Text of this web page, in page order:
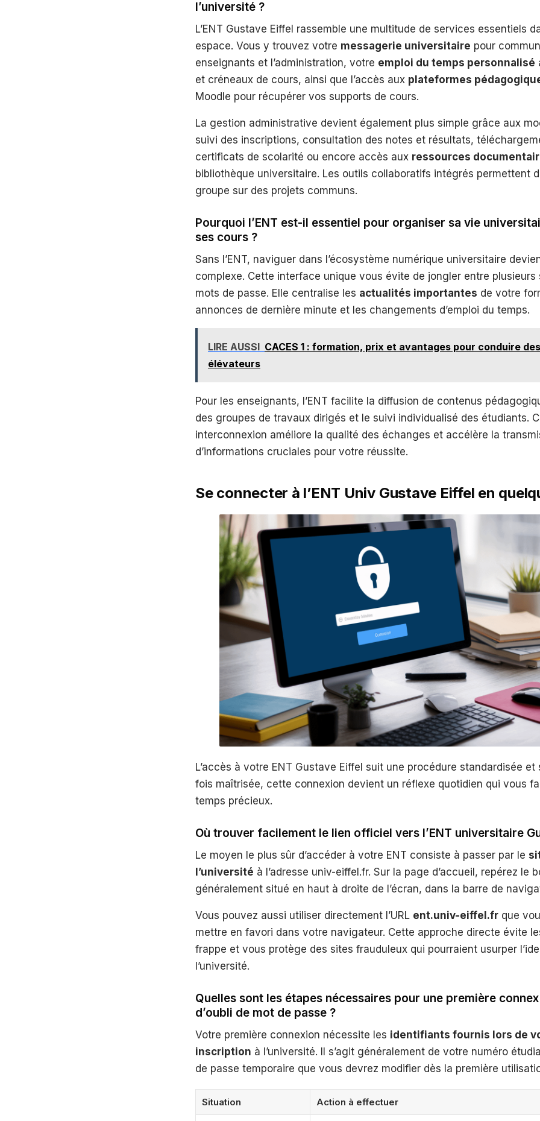
l’université ?
L’ENT Gustave Eiffel rassemble une multitude de services essentiels
espace. Vous y trouvez votre messagerie universitaire pour
enseignants et l’administration, votre emploi du temps personnalisé
et créneaux de cours, ainsi que l’accès aux plateformes
Moodle pour récupérer vos supports de cours.
La gestion administrative devient également plus simple grâce aux
suivi des inscriptions, consultation des notes et résultats,
certificats de scolarité ou encore accès aux ressources
bibliothèque universitaire. Les outils collaboratifs intégrés permettent
groupe sur des projets communs.
Pourquoi l’ENT est-il essentiel pour organiser sa vie
ses cours ?
Sans l’ENT, naviguer dans l’écosystème numérique universitaire
complexe. Cette interface unique vous évite de jongler entre plusieurs
mots de passe. Elle centralise les actualités importantes de votre
annonces de dernière minute et les changements d’emploi du temps.
LIRE AUSSI CACES 1 : formation, prix et avantages pour conduire
élévateurs
Pour les enseignants, l’ENT facilite la diffusion de contenus
des groupes de travaux dirigés et le suivi individualisé des étudiants.
interconnexion améliore la qualité des échanges et accélère la
d’informations cruciales pour votre réussite.
Se connecter à l’ENT Univ Gustave Eiffel en
L’accès à votre ENT Gustave Eiffel suit une procédure standardisée et
fois maîtrisée, cette connexion devient un réflexe quotidien qui vous
temps précieux.
Où trouver facilement le lien officiel vers l’ENT universitaire
Le moyen le plus sûr d’accéder à votre ENT consiste à passer par le
l’université à l’adresse univ-eiffel.fr. Sur la page d’accueil, repérez le
généralement situé en haut à droite de l’écran, dans la barre de
Vous pouvez aussi utiliser directement l’URL ent.univ-eiffel.fr que
mettre en favori dans votre navigateur. Cette approche directe évite
frappe et vous protège des sites frauduleux qui pourraient usurper
l’université.
Quelles sont les étapes nécessaires pour une première
d’oubli de mot de passe ?
Votre première connexion nécessite les identifiants fournis lors de
inscription à l’université. Il s’agit généralement de votre numéro
de passe temporaire que vous devrez modifier dès la première
Situation Action à effectuer